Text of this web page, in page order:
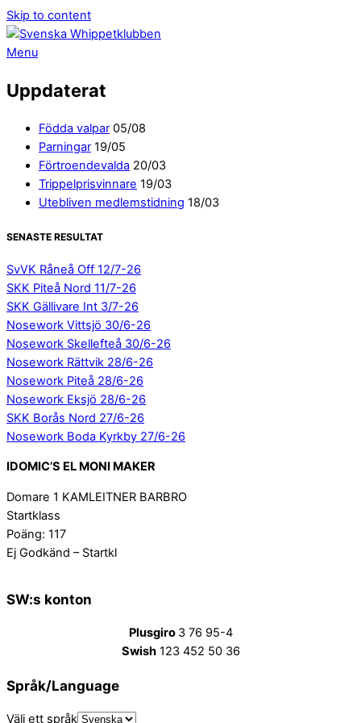
Skip to content
Menu
Uppdaterat
Födda valpar 05/08
Parningar 19/05
Förtroendevalda 20/03
Trippelprisvinnare 19/03
Utebliven medlemstidning 18/03
SENASTE RESULTAT
SvVK Råneå Off 12/7-26
SKK Piteå Nord 11/7-26
SKK Gällivare Int 3/7-26
Nosework Vittsjö 30/6-26
Nosework Skellefteå 30/6-26
Nosework Rättvik 28/6-26
Nosework Piteå 28/6-26
Nosework Eksjö 28/6-26
SKK Borås Nord 27/6-26
Nosework Boda Kyrkby 27/6-26
IDOMIC’S EL MONI MAKER
Domare 1 KAMLEITNER BARBRO
Startklass
Poäng: 117
Ej Godkänd – Startkl
SW:s konton
Plusgiro 3 76 95-4
Swish123 452 50 36
Språk/Language
Välj ett språk